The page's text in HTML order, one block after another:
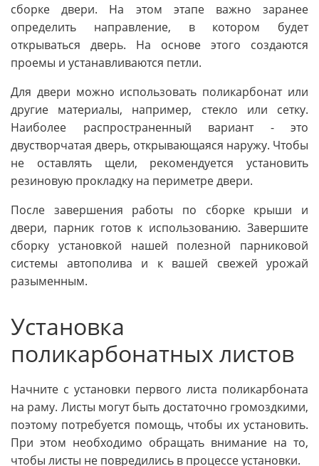
сборке двери. На этом этапе важно заранее
определить направление, в котором будет
открываться дверь. На основе этого создаются
проемы и устанавливаются петли.
Для двери можно использовать поликарбонат или
другие материалы, например, стекло или сетку.
Наиболее распространенный вариант - это
двустворчатая дверь, открывающаяся наружу. Чтобы
не оставлять щели, рекомендуется установить
резиновую прокладку на периметре двери.
После завершения работы по сборке крыши и
двери, парник готов к использованию. Завершите
сборку установкой нашей полезной парниковой
системы автополива и к вашей свежей урожай
разыменным.
Установка
поликарбонатных листов
Начните с установки первого листа поликарбоната
на раму. Листы могут быть достаточно громоздкими,
поэтому потребуется помощь, чтобы их установить.
При этом необходимо обращать внимание на то,
чтобы листы не повредились в процессе установки.